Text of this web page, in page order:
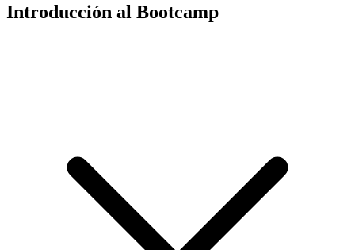
Introducción al Bootcamp